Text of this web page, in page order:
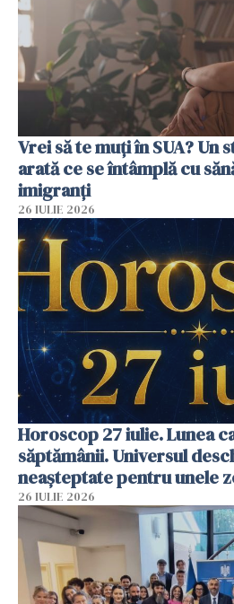
Vrei să te muți în SUA? Un
arată ce se întâmplă cu
imigranți
26 IULIE 2026
Horoscop 27 iulie. Lunea
săptămânii. Universul
neașteptate pentru unele
26 IULIE 2026